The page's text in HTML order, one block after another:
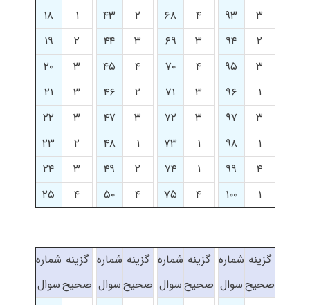
۳
۹۳ ۴ ۶۸ ۲ ۴۳ ۱
۱۸
۲
۹۴ ۳ ۶۹ ۳ ۴۴ ۲
۱۹
۳
۹۵ ۴ ۷۰ ۴ ۴۵ ۳
۲۰
۱
۹۶ ۳ ۷۱ ۲ ۴۶ ۳
۲۱
۳
۹۷ ۳ ۷۲ ۳ ۴۷ ۳
۲۲
۱
۹۸ ۱ ۷۳ ۱ ۴۸ ۲
۲۳
۴
۹۹ ۱ ۷۴ ۲ ۴۹ ۳
۲۴
۱
۱۰۰ ۴ ۷۵ ۴ ۵۰ ۴ ۲۵
گزینه
صحیح
شماره
سوال
گزینه
صحیح
شماره
سوال
گزینه
صحیح
شماره
سوال
گزینه
صحیح
شماره
سوال